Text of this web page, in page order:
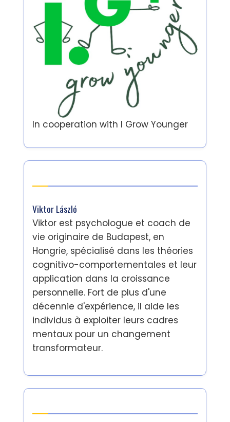
In cooperation with I Grow Younger
Viktor László
Viktor est psychologue et coach de
vie originaire de Budapest, en
Hongrie, spécialisé dans les théories
cognitivo-comportementales et leur
application dans la croissance
personnelle. Fort de plus d'une
décennie d'expérience, il aide les
individus à exploiter leurs cadres
mentaux pour un changement
transformateur.